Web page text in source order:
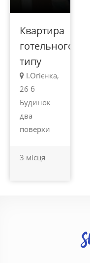
Квартира
готельного
типу
І.Огієнка,
26 б
Будинок
два
поверхи
3 місця